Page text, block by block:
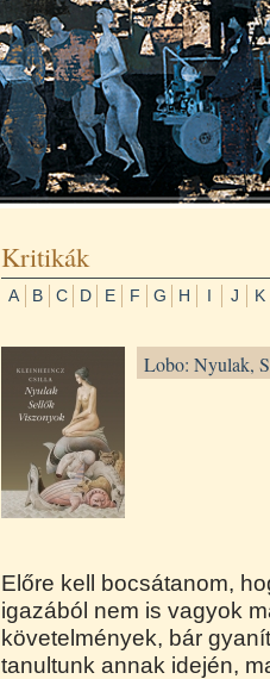
Kritikák
A B C D E F G H I J K
Lobo: Nyulak,
Előre kell bocsátanom,
igazából nem is vagyok
követelmények, bár
tanultunk annak idején,